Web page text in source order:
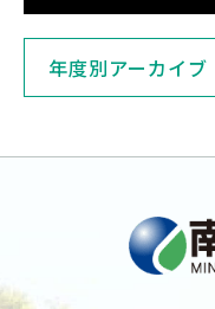
年度別アーカイブ